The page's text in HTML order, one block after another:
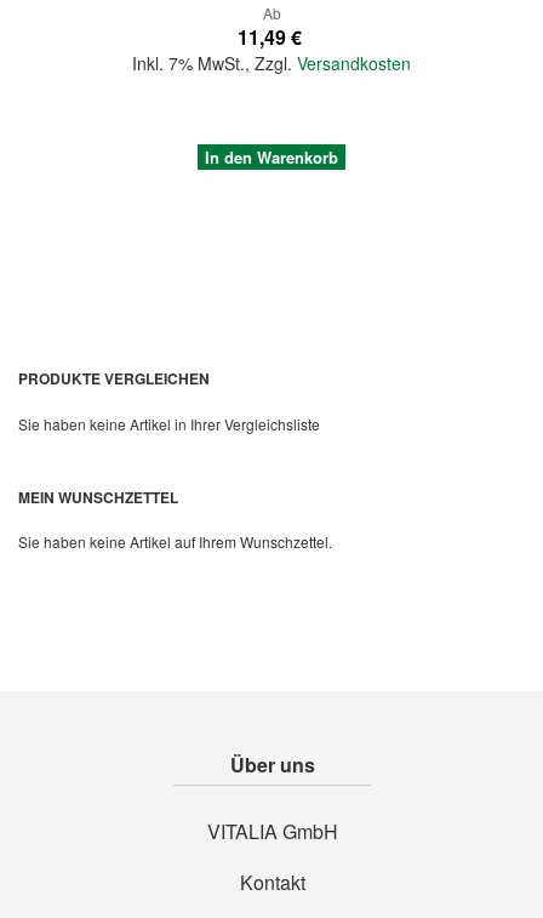
Ab
11,49 €
Inkl. 7% MwSt., Zzgl. Versandkosten
Quickview
In den Warenkorb
PRODUKTE VERGLEICHEN
Sie haben keine Artikel in Ihrer Vergleichsliste
MEIN WUNSCHZETTEL
Sie haben keine Artikel auf Ihrem Wunschzettel.
Über uns
VITALIA GmbH
Kontakt